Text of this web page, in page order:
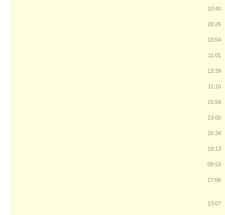
10:40
20:26
13:04
11:01
13:39
11:10
15:59
13:00
20:34
19:13
09:53
17:06
13:07